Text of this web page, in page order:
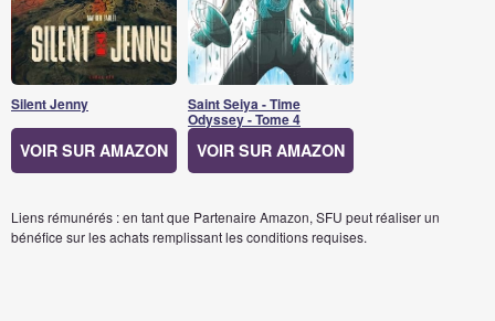
Silent Jenny
VOIR SUR AMAZON
Saint Seiya - Time
Odyssey - Tome 4
VOIR SUR AMAZON
Liens rémunérés : en tant que Partenaire Amazon, SFU peut réaliser un
bénéfice sur les achats remplissant les conditions requises.